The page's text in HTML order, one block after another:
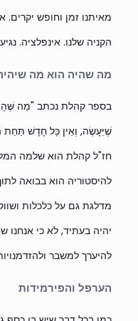
מאיתנו זמן וחופש יקרים.
הקניה שלנו. אינפלציה.
מה שהיה הוא מה
בספר קהלת נכתב "מַה
שֶׁיֵּעָשֶׂה, וְאֵין כָּל חָדָשׁ
חז"ל קהלת הוא שלמה
להיסטוריה הוא בבואה
מדלגת גם על כלכלות
יהיה בעתיד, לא כי אנחנו
להיערך למשבר
הערפל והפירמידות